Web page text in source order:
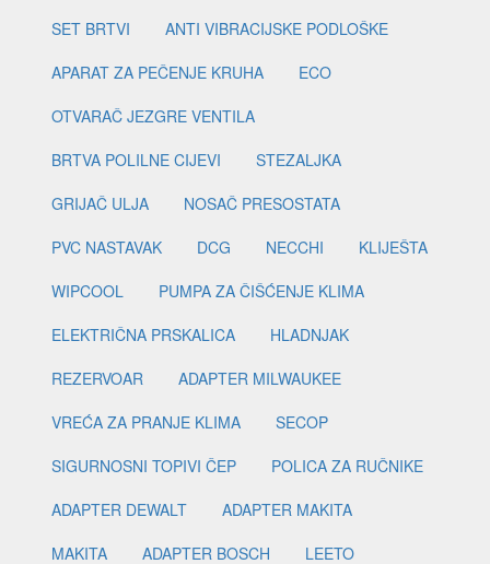
SET BRTVI
ANTI VIBRACIJSKE PODLOŠKE
APARAT ZA PEČENJE KRUHA
ECO
OTVARAČ JEZGRE VENTILA
BRTVA POLILNE CIJEVI
STEZALJKA
GRIJAČ ULJA
NOSAČ PRESOSTATA
PVC NASTAVAK
DCG NECCHI
KLIJEŠTA
WIPCOOL
PUMPA ZA ČIŠĆENJE KLIMA
ELEKTRIČNA PRSKALICA
HLADNJAK
REZERVOAR
ADAPTER MILWAUKEE
VREĆA ZA PRANJE KLIMA
SECOP
SIGURNOSNI TOPIVI ČEP
POLICA ZA RUČNIKE
ADAPTER DEWALT
ADAPTER MAKITA
MAKITA
ADAPTER BOSCH
LEETO